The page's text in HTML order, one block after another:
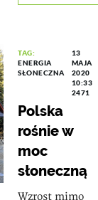
TAG:
ENERGIA
SŁONECZNA
13
MAJA
2020
10:33
2471
Polska
rośnie w
moc
słoneczną
Wzrost mimo